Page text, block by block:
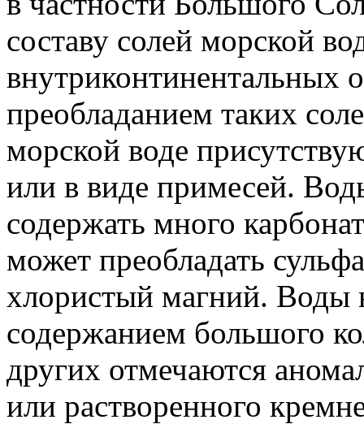
составу солей морской
внутриконтинентальных
преобладанием таких
морской воде
или в виде примесей.
содержать много
может преобладать
хлористый магний. Воды
содержанием большого
других отмечаются
или растворенного